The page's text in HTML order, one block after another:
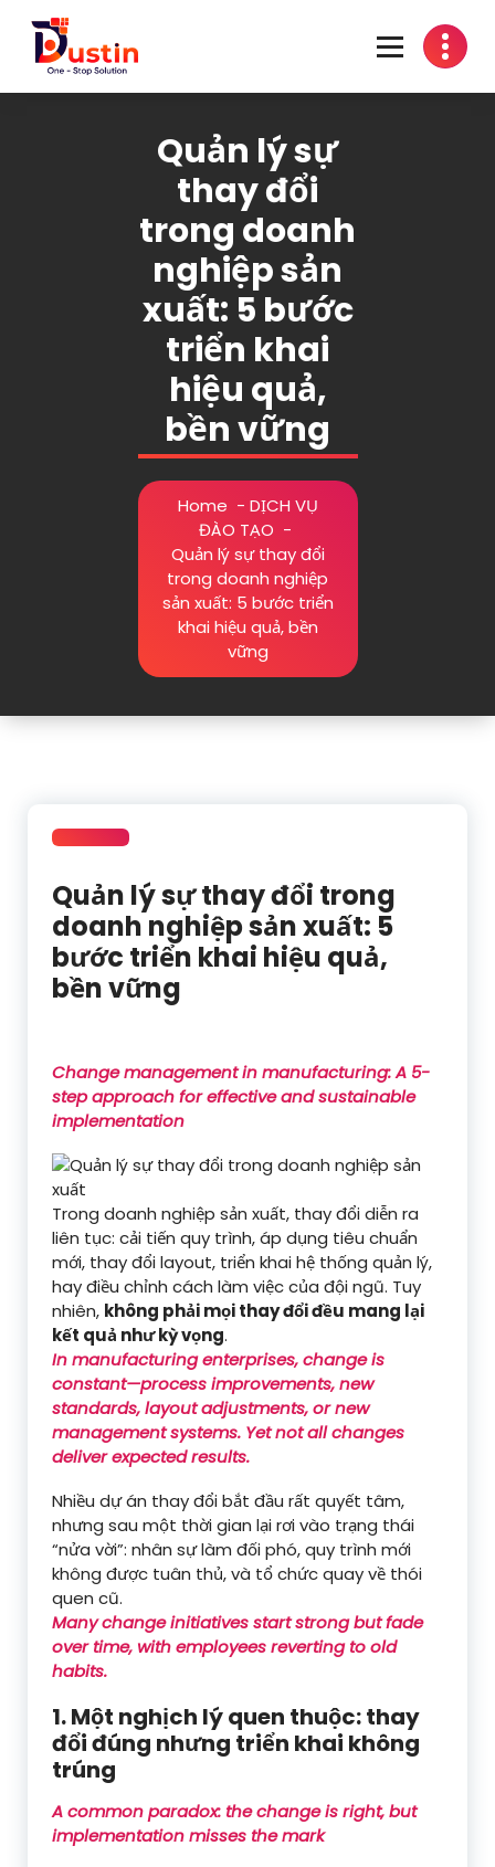
content
Quản lý sự
thay đổi
trong doanh
nghiệp sản
xuất: 5 bước
triển khai
hiệu quả,
bền vững
Home - DỊCH VỤ
ĐÀO TẠO -
Quản lý sự thay đổi
trong doanh nghiệp
sản xuất: 5 bước triển
khai hiệu quả, bền
vững
Quản lý sự thay đổi trong
doanh nghiệp sản xuất: 5
bước triển khai hiệu quả,
bền vững
Change management in manufacturing: A 5-
step approach for effective and sustainable
implementation
Trong doanh nghiệp sản xuất, thay đổi diễn ra
liên tục: cải tiến quy trình, áp dụng tiêu chuẩn
mới, thay đổi layout, triển khai hệ thống quản lý,
hay điều chỉnh cách làm việc của đội ngũ. Tuy
nhiên, không phải mọi thay đổi đều mang lại
kết quả như kỳ vọng.
In manufacturing enterprises, change is
constant—process improvements, new
standards, layout adjustments, or new
management systems. Yet not all changes
deliver expected results.
Nhiều dự án thay đổi bắt đầu rất quyết tâm,
nhưng sau một thời gian lại rơi vào trạng thái
“nửa vời”: nhân sự làm đối phó, quy trình mới
không được tuân thủ, và tổ chức quay về thói
quen cũ.
Many change initiatives start strong but fade
over time, with employees reverting to old
habits.
1. Một nghịch lý quen thuộc: thay
đổi đúng nhưng triển khai không
trúng
A common paradox: the change is right, but
implementation misses the mark